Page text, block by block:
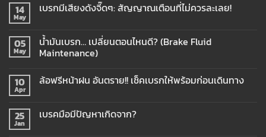
14
May
เบรกมีเสียงดังจี๊ดๆ: สัญญาณเตือนที่ไม่ควรละเลย!
05
May
น้ำมันเบรก… เปลี่ยนตอนไหนดี? (Brake Fluid
Maintenance)
10
Apr
ล้อฟรีหน้าฝน อันตราย!! เช็คเบรกให้พร้อมก่อนเดินทาง
25
Jan
เบรคมือมีปัญหาเกิดจาก?